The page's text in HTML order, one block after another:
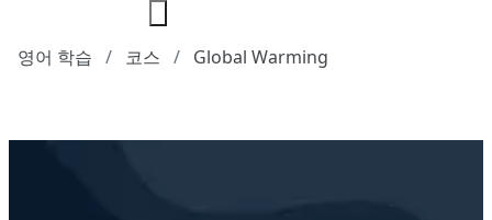
영어 학습 코스 Global Warming